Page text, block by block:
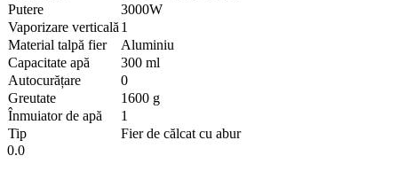
Putere
3000W
Vaporizare verticală 1
Material talpă fier
Aluminiu
Capacitate apă
300 ml
Autocurățare
0
Greutate
1600 g
Înmuiator de apă
1
Tip
Fier de călcat cu abur
0.0